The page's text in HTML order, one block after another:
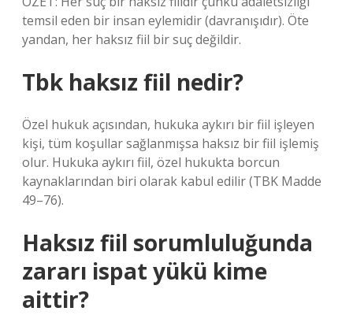
temsil eden bir insan eylemidir (davranışıdır). Öte
yandan, her haksız fiil bir suç değildir.
Tbk haksız fiil nedir?
Özel hukuk açısından, hukuka aykırı bir fiil işleyen
kişi, tüm koşullar sağlanmışsa haksız bir fiil işlemiş
olur. Hukuka aykırı fiil, özel hukukta borcun
kaynaklarından biri olarak kabul edilir (TBK Madde
49–76).
Haksız fiil sorumluluğunda
zararı ispat yükü kime
aittir?